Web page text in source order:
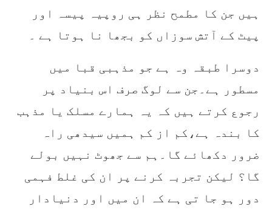
ہیں جن کا مطمح نظر ہی روپیہ پیسہ اور
پیٹ کے آتش سوزاں کو بجھا نا ہوتا ہے ۔
دوسرا طبقہ وہ ہے جو مذہبی قبا میں
مسطور ہے۔جن سے لوگ صرف اس بنیاد پر
رجوع کرتے ہیں کہ یہ ہمارے مسلک یا مذہب
کا بندہ ہے،کم از کم ہمیں سیدھی راہ
ضرور دکھائے گا۔ہم سے جھوٹ نہیں بولے
گا؟ لیکن تجربہ کرنے پر ان کی غلط فہمی
دور ہو جا تی ہے کہ ان میں اور دنیادار